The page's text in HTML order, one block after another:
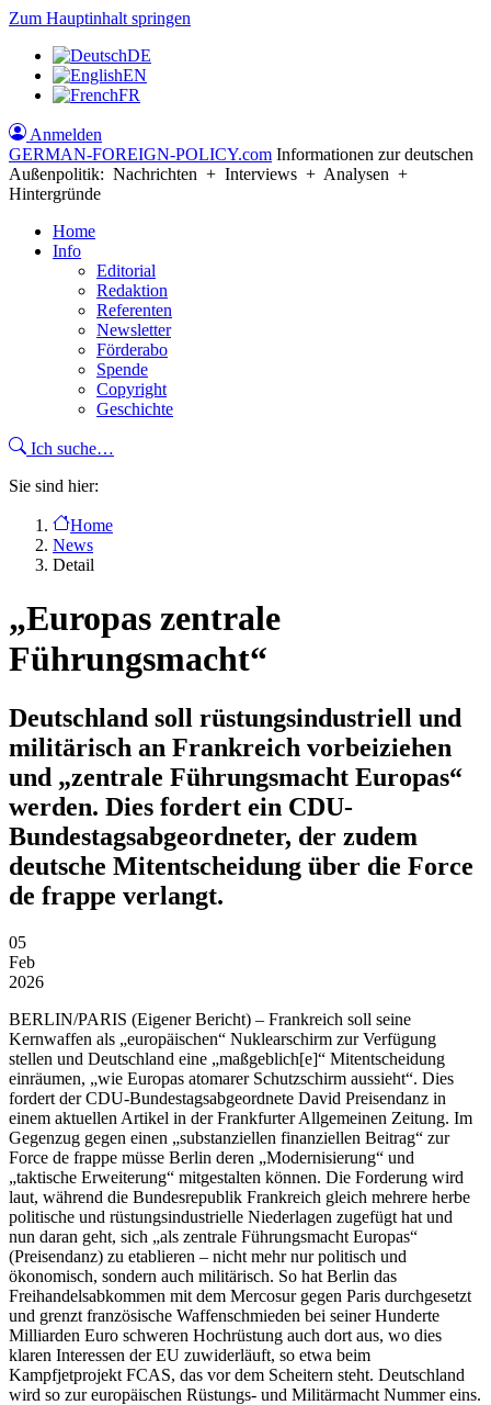
Zum Hauptinhalt springen
DE
EN
FR
Anmelden
GERMAN-FOREIGN-POLICY.com Informationen zur deutschen
Außenpolitik: Nachrichten + Interviews + Analysen +
Hintergründe
Home
Info
Editorial
Redaktion
Referenten
Newsletter
Förderabo
Spende
Copyright
Geschichte
Ich suche…
Sie sind hier:
Home
News
Detail
„Europas zentrale
Führungsmacht“
Deutschland soll rüstungsindustriell und
militärisch an Frankreich vorbeiziehen
und „zentrale Führungsmacht Europas“
werden. Dies fordert ein CDU-
Bundestagsabgeordneter, der zudem
deutsche Mitentscheidung über die Force
de frappe verlangt.
05
Feb
2026
BERLIN/PARIS (Eigener Bericht) – Frankreich soll seine
Kernwaffen als „europäischen“ Nuklearschirm zur Verfügung
stellen und Deutschland eine „maßgeblich[e]“ Mitentscheidung
einräumen, „wie Europas atomarer Schutzschirm aussieht“. Dies
fordert der CDU-Bundestagsabgeordnete David Preisendanz in
einem aktuellen Artikel in der Frankfurter Allgemeinen Zeitung. Im
Gegenzug gegen einen „substanziellen finanziellen Beitrag“ zur
Force de frappe müsse Berlin deren „Modernisierung“ und
„taktische Erweiterung“ mitgestalten können. Die Forderung wird
laut, während die Bundesrepublik Frankreich gleich mehrere herbe
politische und rüstungsindustrielle Niederlagen zugefügt hat und
nun daran geht, sich „als zentrale Führungsmacht Europas“
(Preisendanz) zu etablieren – nicht mehr nur politisch und
ökonomisch, sondern auch militärisch. So hat Berlin das
Freihandelsabkommen mit dem Mercosur gegen Paris durchgesetzt
und grenzt französische Waffenschmieden bei seiner Hunderte
Milliarden Euro schweren Hochrüstung auch dort aus, wo dies
klaren Interessen der EU zuwiderläuft, so etwa beim
Kampfjetprojekt FCAS, das vor dem Scheitern steht. Deutschland
wird so zur europäischen Rüstungs- und Militärmacht Nummer eins.